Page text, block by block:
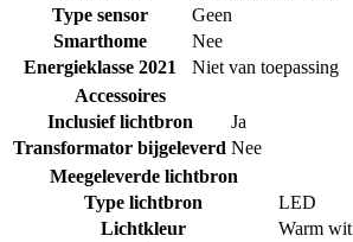
Type sensor
Geen
Smarthome
Nee
Energieklasse 2021
Niet van toepassing
Accessoires
Inclusief lichtbron
Ja
Transformator bijgeleverd Nee
Meegeleverde lichtbron
Type lichtbron
LED
Lichtkleur
Warm wit